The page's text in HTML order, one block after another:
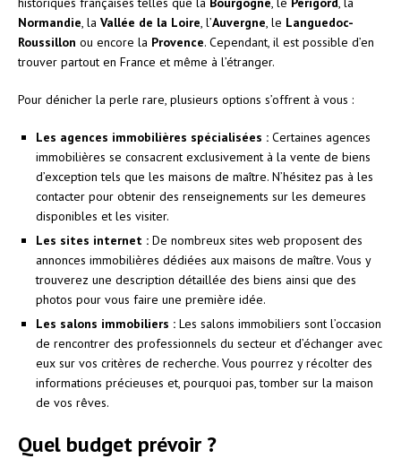
Normandie , la Vallée de la Loire , l’Auvergne , le Languedoc-
Roussillon ou encore la Provence. Cependant, il est possible d’en
trouver partout en France et même à l’étranger.
Pour dénicher la perle rare, plusieurs options s’offrent à vous :
Les agences immobilières spécialisées : Certaines agences
immobilières se consacrent exclusivement à la vente de biens
d’exception tels que les maisons de maître. N’hésitez pas à les
contacter pour obtenir des renseignements sur les demeures
disponibles et les visiter.
Les sites internet : De nombreux sites web proposent des
annonces immobilières dédiées aux maisons de maître. Vous y
trouverez une description détaillée des biens ainsi que des
photos pour vous faire une première idée.
Les salons immobiliers : Les salons immobiliers sont l’occasion
de rencontrer des professionnels du secteur et d’échanger avec
eux sur vos critères de recherche. Vous pourrez y récolter des
informations précieuses et, pourquoi pas, tomber sur la maison
de vos rêves.
Quel budget prévoir ?